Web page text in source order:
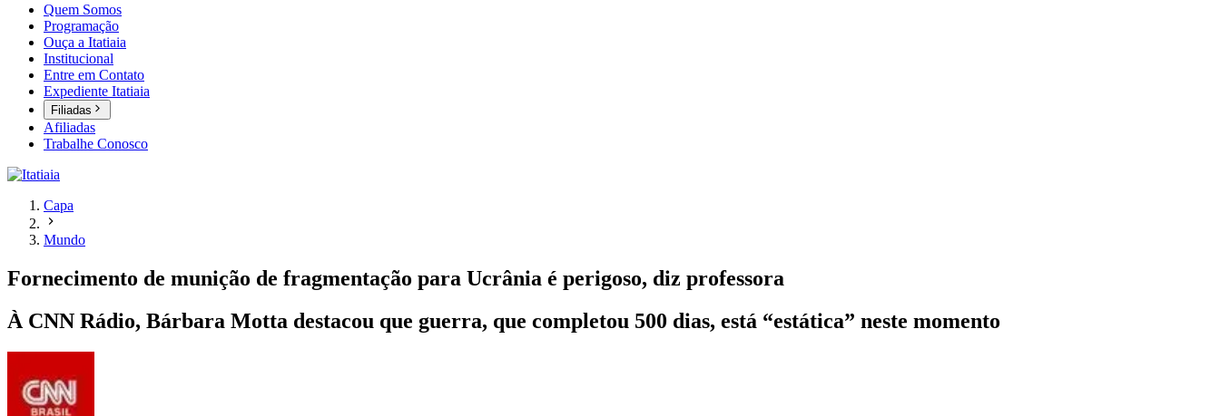
Quem Somos
Programação
Ouça a Itatiaia
Institucional
Entre em Contato
Expediente Itatiaia
Filiadas
Afiliadas
Trabalhe Conosco
Capa
Mundo
Fornecimento de munição de fragmentação para Ucrânia é perigoso, diz professora
À CNN Rádio, Bárbara Motta destacou que guerra, que completou 500 dias, está “estática” neste momento